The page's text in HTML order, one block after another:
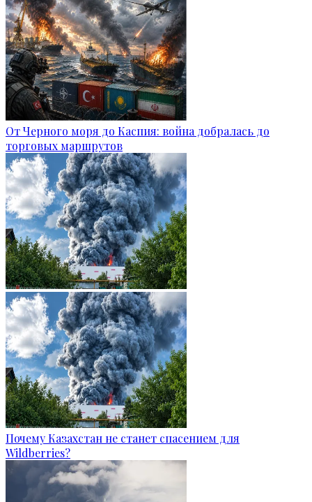
От Черного моря до Каспия: война добралась до
торговых маршрутов
Почему Казахстан не станет спасением для
Wildberries?